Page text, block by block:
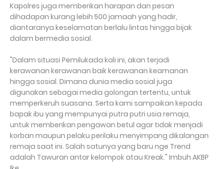
Kapolres juga memberikan harapan dan pesan
dihadapan kurang lebih 500 jamaah yang hadir,
diantaranya keselamatan berlalu lintas hingga bijak
dalam bermedia sosial.
"Dalam situasi Pemilukada kali ini, akan terjadi
kerawanan kerawanan baik kerawanan keamanan
hingga sosial. Dimana dunia media sosial juga
digunakan sebagai media golongan tertentu, untuk
memperkeruh suasana. Serta kami sampaikan kepada
bapak ibu yang mempunyai putra putri usia remaja,
untuk memberikan pengawan betul agar tidak menjadi
korban maupun pelaku perilaku menyimpang dikalangan
remaja saat ini. Salah satunya yang baru nge Trend
adalah Tawuran antar kelompok atau Kreak." Imbuh AKBP